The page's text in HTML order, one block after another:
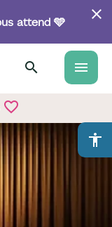
attend 🩵
menu
favorite_border
accessibility